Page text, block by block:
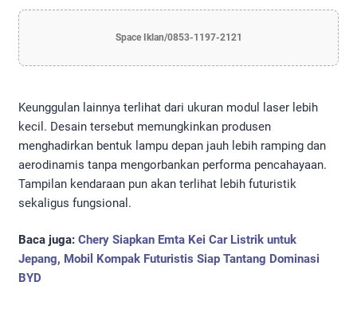
Space Iklan/0853-1197-2121
Keunggulan lainnya terlihat dari ukuran modul laser lebih
kecil. Desain tersebut memungkinkan produsen
menghadirkan bentuk lampu depan jauh lebih ramping dan
aerodinamis tanpa mengorbankan performa pencahayaan.
Tampilan kendaraan pun akan terlihat lebih futuristik
sekaligus fungsional.
Baca juga: Chery Siapkan Emta Kei Car Listrik untuk
Jepang, Mobil Kompak Futuristis Siap Tantang Dominasi
BYD